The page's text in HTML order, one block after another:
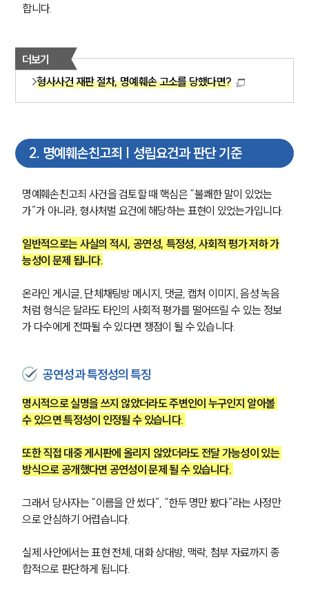
합니다.
더보기
형사사건 재판 절차, 명예훼손 고소를 당했다면?
2. 명예훼손친고죄 | 성립요건과 판단 기준
명예훼손친고죄 사건을 검토할 때 핵심은 “불쾌한 말이 있었는
가”가 아니라, 형사처벌 요건에 해당하는 표현이 있었는가입니다.
일반적으로는 사실의 적시, 공연성, 특정성, 사회적 평가 저하 가
능성이 문제 됩니다.
온라인 게시글, 단체채팅방 메시지, 댓글, 캡처 이미지, 음성 녹음
처럼 형식은 달라도 타인의 사회적 평가를 떨어뜨릴 수 있는 정보
가 다수에게 전파될 수 있다면 쟁점이 될 수 있습니다.
공연성과 특정성의 특징
명시적으로 실명을 쓰지 않았더라도 주변인이 누구인지 알아볼
수 있으면 특정성이 인정될 수 있습니다.
또한 직접 대중 게시판에 올리지 않았더라도 전달 가능성이 있는
방식으로 공개했다면 공연성이 문제 될 수 있습니다.
그래서 당사자는 “이름을 안 썼다”, “한두 명만 봤다”라는 사정만
으로 안심하기 어렵습니다.
실제 사안에서는 표현 전체, 대화 상대방, 맥락, 첨부 자료까지 종
합적으로 판단하게 됩니다.